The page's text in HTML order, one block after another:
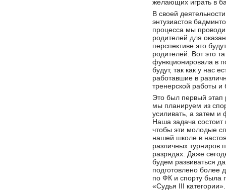
желающих играть в
В своей
энтузиастов
процесса мы
родителей для
перспективе это
родителей. Вот это
функционировала в
будут, так как у нас
работавшие в
тренерской работы
Это был первый этап
мы планируем из
усиливать, а затем
Наша задача
чтобы эти молодые
нашей школе в
различных турниров
разрядах. Даже
будем развиваться
подготовлено более
по ФК и спорту была
«Судья III категории».